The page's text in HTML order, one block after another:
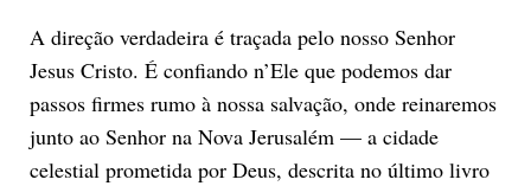
A direção verdadeira é traçada pelo nosso Senhor
Jesus Cristo. É confiando n’Ele que podemos dar
passos firmes rumo à nossa salvação, onde reinaremos
junto ao Senhor na Nova Jerusalém — a cidade
celestial prometida por Deus, descrita no último livro